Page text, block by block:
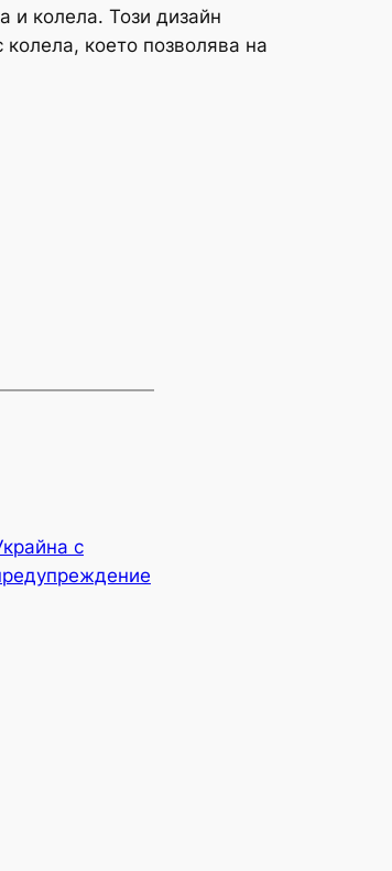
и колела. Този дизайн
колела, което позволява на
с